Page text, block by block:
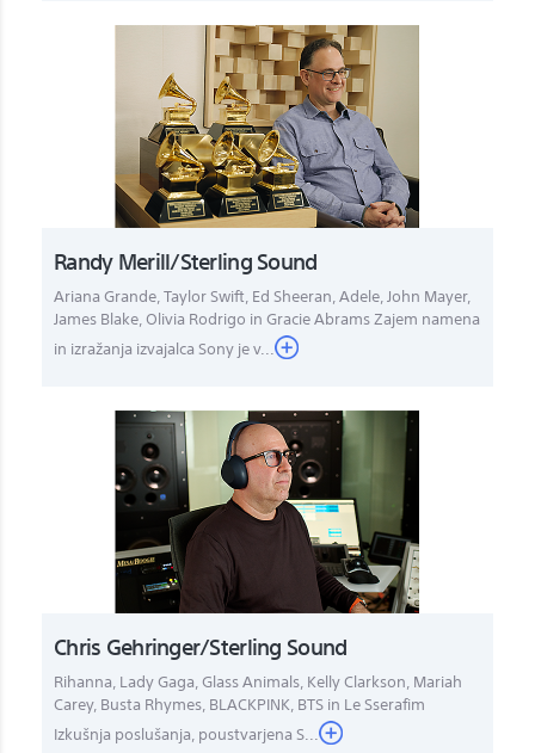
Randy Merill/Sterling Sound
Ariana Grande, Taylor Swift, Ed Sheeran, Adele, John Mayer,
James Blake, Olivia Rodrigo in Gracie Abrams Zajem namena
in izražanja izvajalca Sony je v...
Chris Gehringer/Sterling Sound
Rihanna, Lady Gaga, Glass Animals, Kelly Clarkson, Mariah
Carey, Busta Rhymes, BLACKPINK, BTS in Le Sserafim
Izkušnja poslušanja, poustvarjena S...